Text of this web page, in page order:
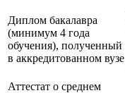
Диплом бакалавра
(минимум 4 года
обучения), полученный
в аккредитованном вузе
Аттестат о среднем